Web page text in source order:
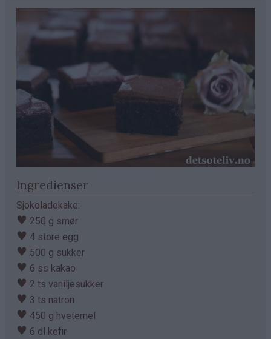
Ingredienser
Sjokoladekake:
♥ 250 g smør
♥ 4 store egg
♥ 500 g sukker
♥ 6 ss kakao
♥ 2 ts vaniljesukker
♥ 3 ts natron
♥ 450 g hvetemel
♥ 6 dl kefir